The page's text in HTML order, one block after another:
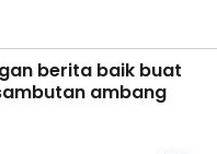
berita baik buat
ambang